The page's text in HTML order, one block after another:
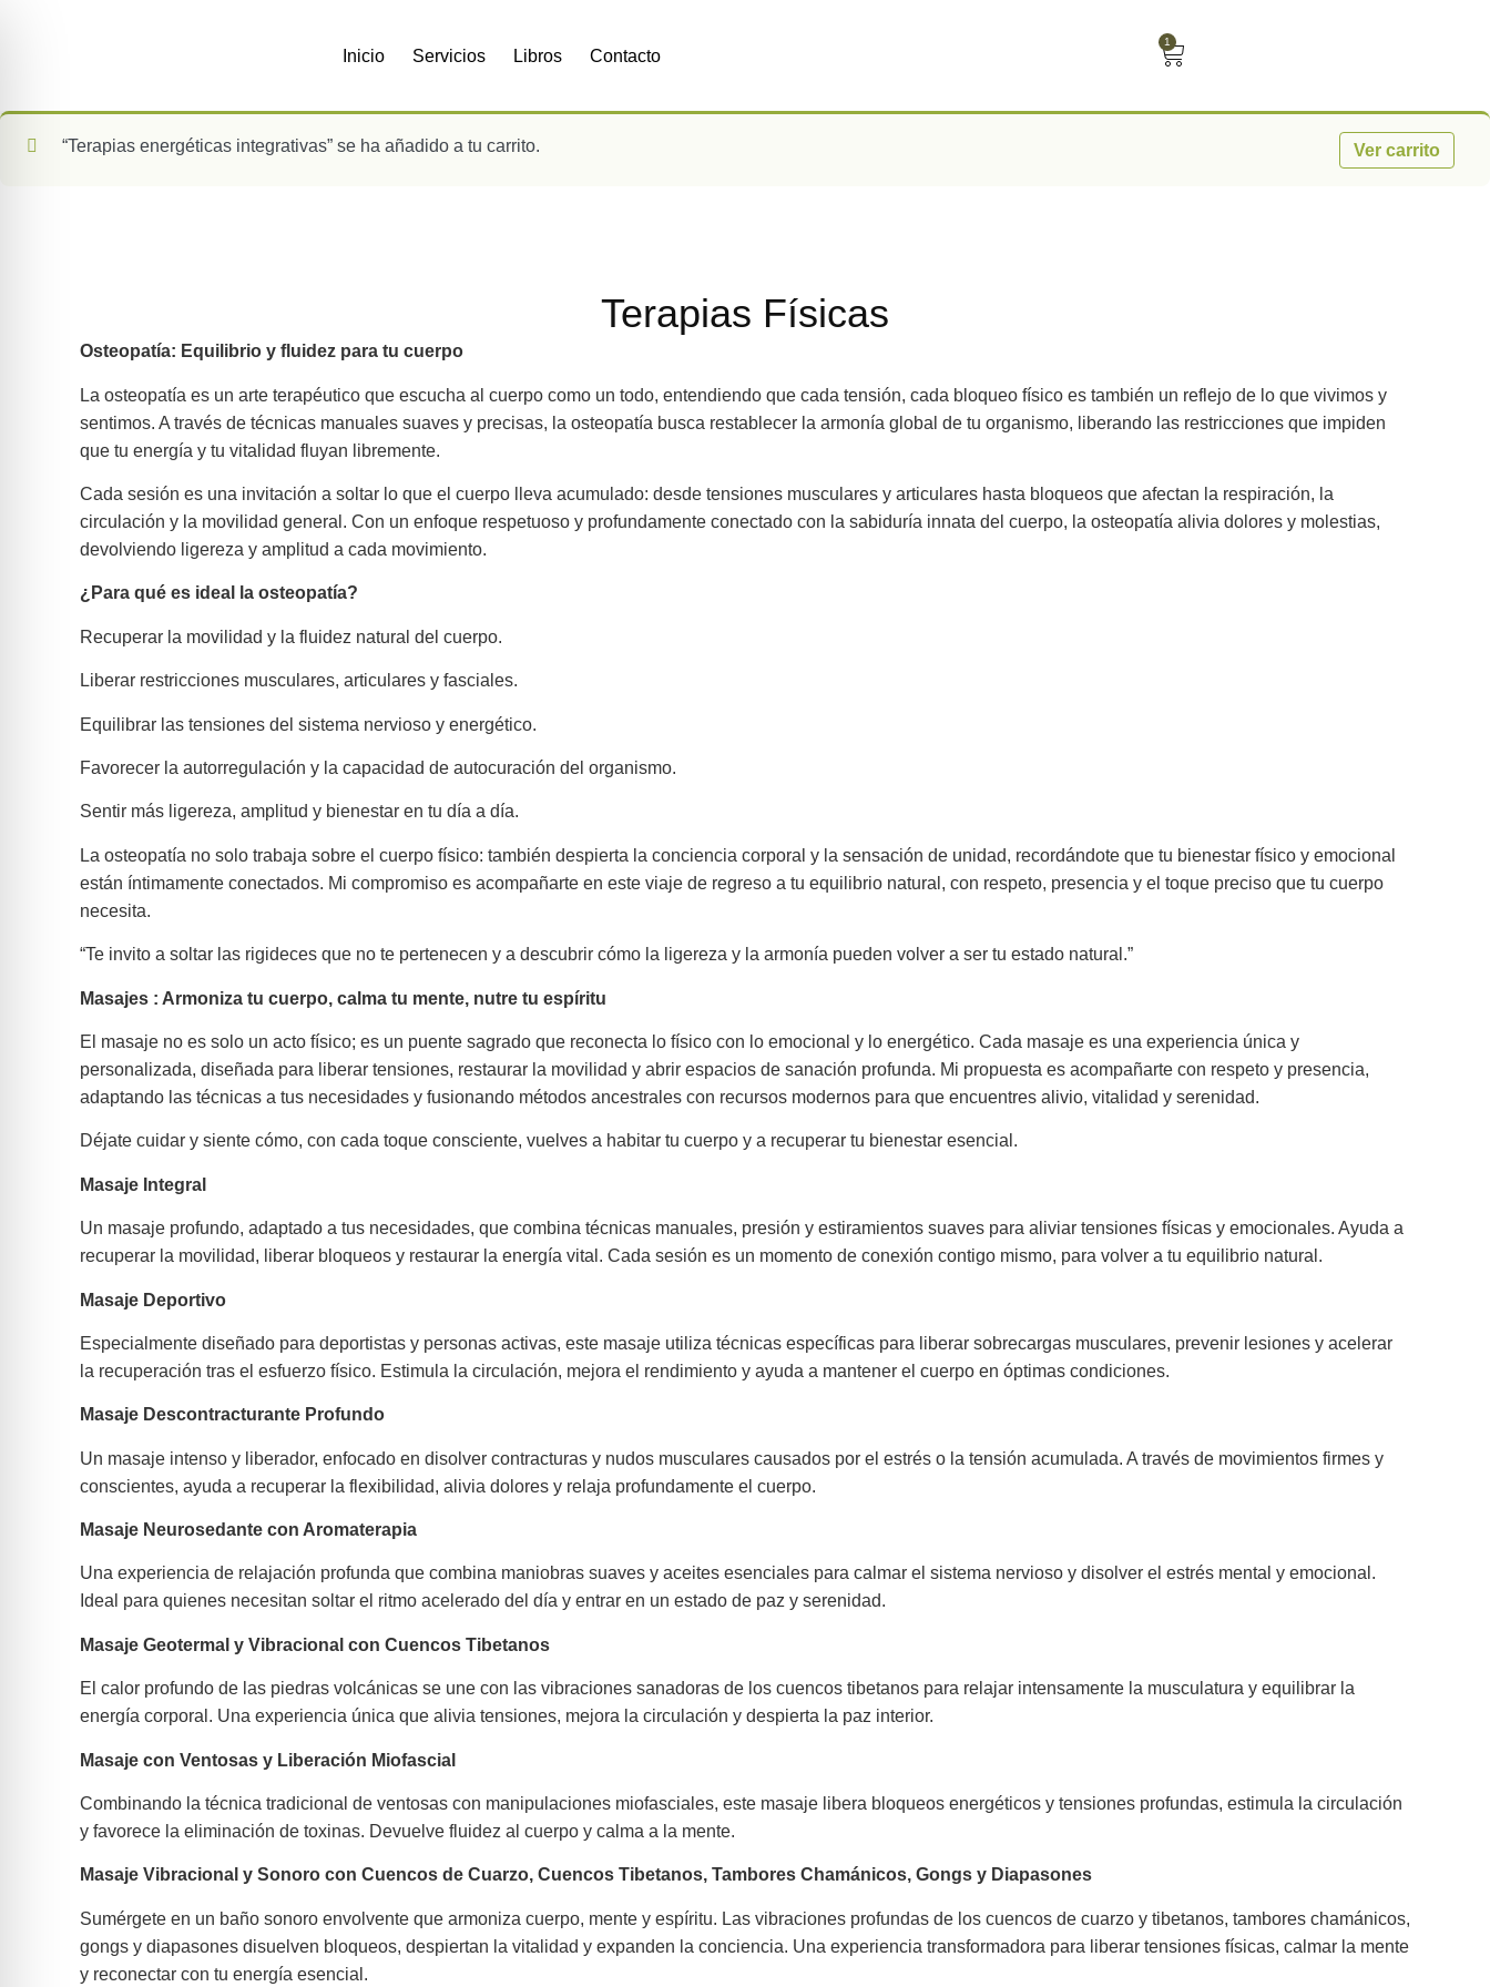
Inicio Servicios Libros Contacto
1
“Terapias energéticas integrativas” se ha añadido a tu carrito. Ver carrito
Terapias Físicas
Osteopatía: Equilibrio y fluidez para tu cuerpo
La osteopatía es un arte terapéutico que escucha al cuerpo como un todo, entendiendo que cada tensión, cada bloqueo físico es también un reflejo de lo que vivimos y
sentimos. A través de técnicas manuales suaves y precisas, la osteopatía busca restablecer la armonía global de tu organismo, liberando las restricciones que impiden
que tu energía y tu vitalidad fluyan libremente.
Cada sesión es una invitación a soltar lo que el cuerpo lleva acumulado: desde tensiones musculares y articulares hasta bloqueos que afectan la respiración, la
circulación y la movilidad general. Con un enfoque respetuoso y profundamente conectado con la sabiduría innata del cuerpo, la osteopatía alivia dolores y molestias,
devolviendo ligereza y amplitud a cada movimiento.
¿Para qué es ideal la osteopatía?
Recuperar la movilidad y la fluidez natural del cuerpo.
Liberar restricciones musculares, articulares y fasciales.
Equilibrar las tensiones del sistema nervioso y energético.
Favorecer la autorregulación y la capacidad de autocuración del organismo.
Sentir más ligereza, amplitud y bienestar en tu día a día.
La osteopatía no solo trabaja sobre el cuerpo físico: también despierta la conciencia corporal y la sensación de unidad, recordándote que tu bienestar físico y emocional
están íntimamente conectados. Mi compromiso es acompañarte en este viaje de regreso a tu equilibrio natural, con respeto, presencia y el toque preciso que tu cuerpo
necesita.
“Te invito a soltar las rigideces que no te pertenecen y a descubrir cómo la ligereza y la armonía pueden volver a ser tu estado natural.”
Masajes : Armoniza tu cuerpo, calma tu mente, nutre tu espíritu
El masaje no es solo un acto físico; es un puente sagrado que reconecta lo físico con lo emocional y lo energético. Cada masaje es una experiencia única y
personalizada, diseñada para liberar tensiones, restaurar la movilidad y abrir espacios de sanación profunda. Mi propuesta es acompañarte con respeto y presencia,
adaptando las técnicas a tus necesidades y fusionando métodos ancestrales con recursos modernos para que encuentres alivio, vitalidad y serenidad.
Déjate cuidar y siente cómo, con cada toque consciente, vuelves a habitar tu cuerpo y a recuperar tu bienestar esencial.
Masaje Integral
Un masaje profundo, adaptado a tus necesidades, que combina técnicas manuales, presión y estiramientos suaves para aliviar tensiones físicas y emocionales. Ayuda a
recuperar la movilidad, liberar bloqueos y restaurar la energía vital. Cada sesión es un momento de conexión contigo mismo, para volver a tu equilibrio natural.
Masaje Deportivo
Especialmente diseñado para deportistas y personas activas, este masaje utiliza técnicas específicas para liberar sobrecargas musculares, prevenir lesiones y acelerar
la recuperación tras el esfuerzo físico. Estimula la circulación, mejora el rendimiento y ayuda a mantener el cuerpo en óptimas condiciones.
Masaje Descontracturante Profundo
Un masaje intenso y liberador, enfocado en disolver contracturas y nudos musculares causados por el estrés o la tensión acumulada. A través de movimientos firmes y
conscientes, ayuda a recuperar la flexibilidad, alivia dolores y relaja profundamente el cuerpo.
Masaje Neurosedante con Aromaterapia
Una experiencia de relajación profunda que combina maniobras suaves y aceites esenciales para calmar el sistema nervioso y disolver el estrés mental y emocional.
Ideal para quienes necesitan soltar el ritmo acelerado del día y entrar en un estado de paz y serenidad.
Masaje Geotermal y Vibracional con Cuencos Tibetanos
El calor profundo de las piedras volcánicas se une con las vibraciones sanadoras de los cuencos tibetanos para relajar intensamente la musculatura y equilibrar la
energía corporal. Una experiencia única que alivia tensiones, mejora la circulación y despierta la paz interior.
Masaje con Ventosas y Liberación Miofascial
Combinando la técnica tradicional de ventosas con manipulaciones miofasciales, este masaje libera bloqueos energéticos y tensiones profundas, estimula la circulación
y favorece la eliminación de toxinas. Devuelve fluidez al cuerpo y calma a la mente.
Masaje Vibracional y Sonoro con Cuencos de Cuarzo, Cuencos Tibetanos, Tambores Chamánicos, Gongs y Diapasones
Sumérgete en un baño sonoro envolvente que armoniza cuerpo, mente y espíritu. Las vibraciones profundas de los cuencos de cuarzo y tibetanos, tambores chamánicos,
gongs y diapasones disuelven bloqueos, despiertan la vitalidad y expanden la conciencia. Una experiencia transformadora para liberar tensiones físicas, calmar la mente
y reconectar con tu energía esencial.